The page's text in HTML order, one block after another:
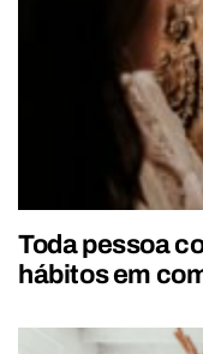
Toda pessoa
hábitos em